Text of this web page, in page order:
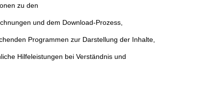
zu den
und dem Download-Prozess,
Programmen zur Darstellung der Inhalte,
Hilfeleistungen bei Verständnis und